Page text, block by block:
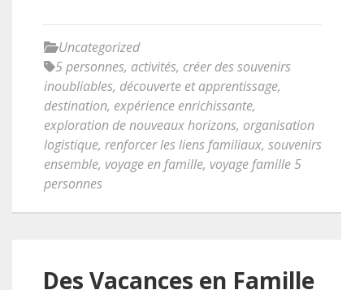
Uncategorized
5 personnes, activités, créer des souvenirs
inoubliables, découverte et apprentissage,
destination, expérience enrichissante,
exploration de nouveaux horizons, organisation
logistique, renforcer les liens familiaux, souvenirs
ensemble, voyage en famille, voyage famille 5
personnes
Des Vacances en Famille